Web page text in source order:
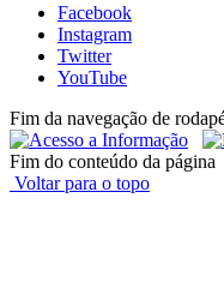
Facebook
Instagram
Twitter
YouTube
Fim da navegação de
Fim do conteúdo da página
Voltar para o topo